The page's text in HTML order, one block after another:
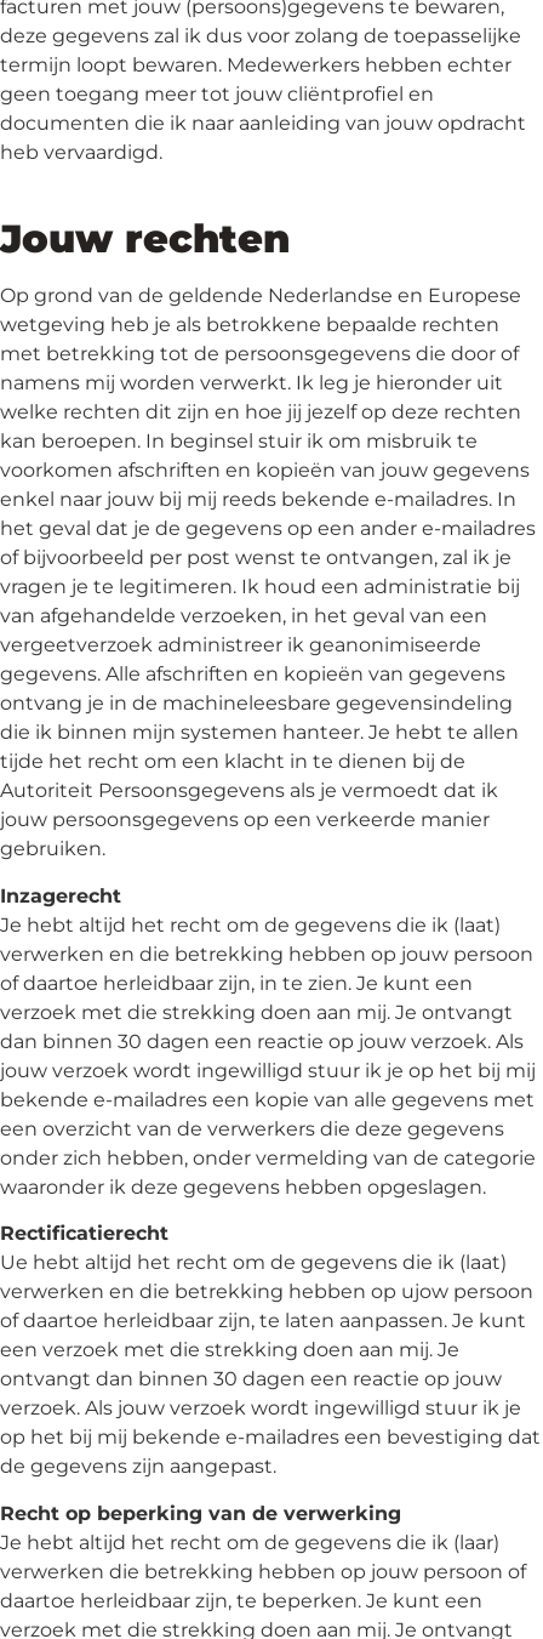
facturen met jouw (persoons)gegevens te bewaren,
deze gegevens zal ik dus voor zolang de toepasselijke
termijn loopt bewaren. Medewerkers hebben echter
geen toegang meer tot jouw cliëntprofiel en
documenten die ik naar aanleiding van jouw opdracht
heb vervaardigd.
Jouw rechten
Op grond van de geldende Nederlandse en Europese
wetgeving heb je als betrokkene bepaalde rechten
met betrekking tot de persoonsgegevens die door of
namens mij worden verwerkt. Ik leg je hieronder uit
welke rechten dit zijn en hoe jij jezelf op deze rechten
kan beroepen. In beginsel stuir ik om misbruik te
voorkomen afschriften en kopieën van jouw gegevens
enkel naar jouw bij mij reeds bekende e-mailadres. In
het geval dat je de gegevens op een ander e-mailadres
of bijvoorbeeld per post wenst te ontvangen, zal ik je
vragen je te legitimeren. Ik houd een administratie bij
van afgehandelde verzoeken, in het geval van een
vergeetverzoek administreer ik geanonimiseerde
gegevens. Alle afschriften en kopieën van gegevens
ontvang je in de machineleesbare gegevensindeling
die ik binnen mijn systemen hanteer. Je hebt te allen
tijde het recht om een klacht in te dienen bij de
Autoriteit Persoonsgegevens als je vermoedt dat ik
jouw persoonsgegevens op een verkeerde manier
gebruiken.
Inzagerecht
Je hebt altijd het recht om de gegevens die ik (laat)
verwerken en die betrekking hebben op jouw persoon
of daartoe herleidbaar zijn, in te zien. Je kunt een
verzoek met die strekking doen aan mij. Je ontvangt
dan binnen 30 dagen een reactie op jouw verzoek. Als
jouw verzoek wordt ingewilligd stuur ik je op het bij mij
bekende e-mailadres een kopie van alle gegevens met
een overzicht van de verwerkers die deze gegevens
onder zich hebben, onder vermelding van de categorie
waaronder ik deze gegevens hebben opgeslagen.
Rectificatierecht
Ue hebt altijd het recht om de gegevens die ik (laat)
verwerken en die betrekking hebben op ujow persoon
of daartoe herleidbaar zijn, te laten aanpassen. Je kunt
een verzoek met die strekking doen aan mij. Je
ontvangt dan binnen 30 dagen een reactie op jouw
verzoek. Als jouw verzoek wordt ingewilligd stuur ik je
op het bij mij bekende e-mailadres een bevestiging dat
de gegevens zijn aangepast.
Recht op beperking van de verwerking
Je hebt altijd het recht om de gegevens die ik (laar)
verwerken die betrekking hebben op jouw persoon of
daartoe herleidbaar zijn, te beperken. Je kunt een
verzoek met die strekking doen aan mij. Je ontvangt